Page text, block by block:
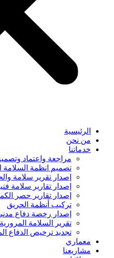
الرئيسية
من نحن
خدماتنا
مراجعة واعتماد
تصميم انظمة السلامة
إصدار تقرير سلامة
إصدار تقارير سلامة
إصدار تقارير حصر
تركيب أنظمة الحريق
إصدار رخصة دفاع
تقرير السلامة المرورية
تجديد ترخيص الدفاع
معماري
مشاريعنا